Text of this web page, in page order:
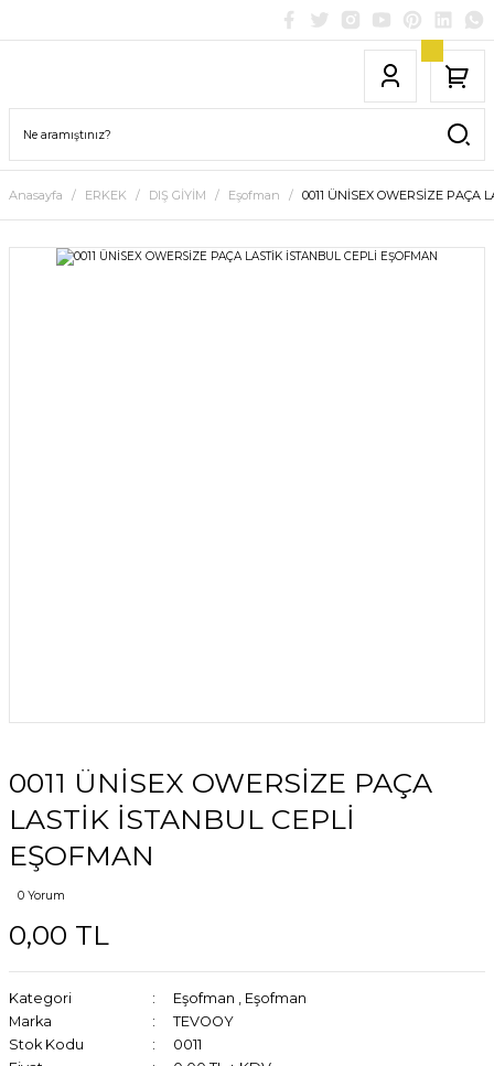
Anasayfa ERKEK DIŞ GİYİM Eşofman 0011 ÜNİSEX OWERSİZE PAÇA
0011 ÜNİSEX OWERSİZE PAÇA
LASTİK İSTANBUL CEPLİ
EŞOFMAN
0 Yorum
0,00 TL
Kategori Eşofman , Eşofman
Marka
TEVOOY
Stok Kodu
0011